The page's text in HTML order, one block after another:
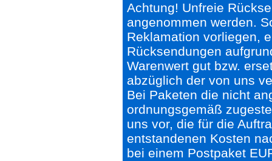
Achtung! Unfreie
angenommen werden.
Reklamation vorliegen,
Rücksendungen
Warenwert gut bzw.
abzüglich der von uns
Bei Paketen die nicht
ordnungsgemäß
uns vor, die für die
entstandenen Kosten
bei einem Postpaket